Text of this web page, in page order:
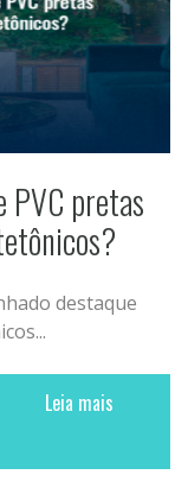
PVC pretas
destaque
Leia mais